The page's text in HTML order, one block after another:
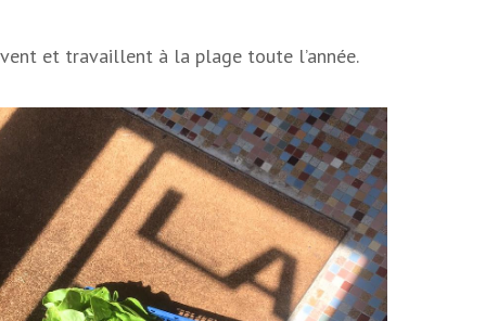
et travaillent à la plage toute l’année.